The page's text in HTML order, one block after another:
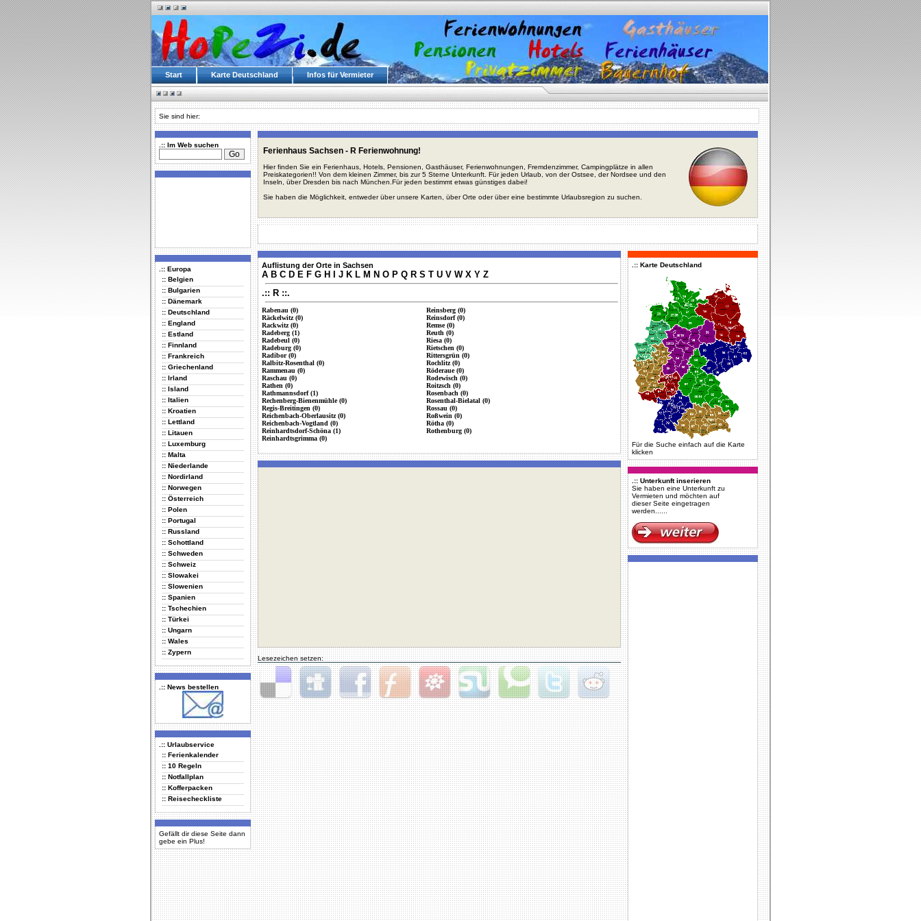
Start Karte Deutschland Infos für Vermieter
Sie sind hier:
.:: Im Web suchen
.:: Europa
:: Belgien
:: Bulgarien
:: Dänemark
:: Deutschland
:: England
:: Estland
:: Finnland
:: Frankreich
:: Griechenland
:: Irland
:: Island
:: Italien
:: Kroatien
:: Lettland
:: Litauen
:: Luxemburg
:: Malta
:: Niederlande
:: Nordirland
:: Norwegen
:: Österreich
:: Polen
:: Portugal
:: Russland
:: Schottland
:: Schweden
:: Schweiz
:: Slowakei
:: Slowenien
:: Spanien
:: Tschechien
:: Türkei
:: Ungarn
:: Wales
:: Zypern
.:: News bestellen
.:: Urlaubservice
:: Ferienkalender
:: 10 Regeln
:: Notfallplan
:: Kofferpacken
:: Reisecheckliste
Gefällt dir diese Seite dann
gebe ein Plus!
Ferienhaus Sachsen - R Ferienwohnung!
Hier finden Sie ein Ferienhaus, Hotels, Pensionen, Gasthäuser, Ferienwohnungen, Fremdenzimmer, Campingplätze in allen
Preiskategorien!! Von dem kleinen Zimmer, bis zur 5 Sterne Unterkunft. Für jeden Urlaub, von der Ostsee, der Nordsee und den
Inseln, über Dresden bis nach München.Für jeden bestimmt etwas günstiges dabei!
Sie haben die Möglichkeit, entweder über unsere Karten, über Orte oder über eine bestimmte Urlaubsregion zu suchen.
Auflistung der Orte in Sachsen
A B C D E F G H J K L M N O P Q R S T U V W X Y Z
.:: R ::.
Rabenau (0)
Räckelwitz (0)
Rackwitz (0)
Radeberg (1)
Radebeul (0)
Radeburg (0)
Radibor (0)
Ralbitz-Rosenthal (0)
Rammenau (0)
Raschau (0)
Rathen (0)
Rathmannsdorf (1)
Rechenberg-Bienenmühle (0)
Regis-Breitingen (0)
Reichenbach-Oberlausitz (0)
Reichenbach-Vogtland (0)
Reinhardtsdorf-Schöna (1)
Reinhardtsgrimma (0)
Reinsberg (0)
Reinsdorf (0)
Remse (0)
Reuth (0)
Riesa (0)
Rietschen (0)
Rittersgrün (0)
Rochlitz (0)
Röderaue (0)
Rodewisch (0)
Roitzsch (0)
Rosenbach (0)
Rosenthal-Bielatal (0)
Rossau (0)
Roßwein (0)
Rötha (0)
Rothenburg (0)
Lesezeichen setzen:
Delicious Digg Facebook Furl StudiVZ StumbleUponTechnorati Twitter Reddit
.:: Karte Deutschland
Für die Suche einfach auf die Karte
klicken
.:: Unterkunft inserieren
Sie haben eine Unterkunft zu
Vermieten und möchten auf
dieser Seite eingetragen
werden......